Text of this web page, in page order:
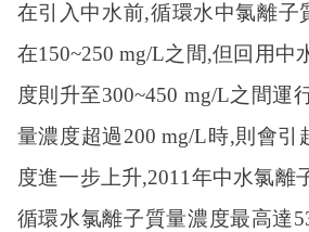
在引入中水前,循環水中氯離子
在150~250 mg/L之間,但回用中
度則升至300~450 mg/L之間運
量濃度超過200 mg/L時,則會引
度進一步上升,2011年中水氯離
循環水氯離子質量濃度最高達